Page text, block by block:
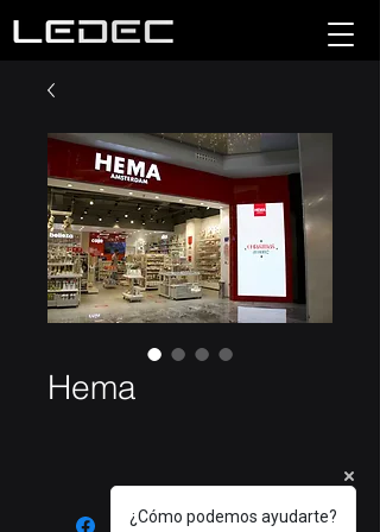
Hema
¿Cómo podemos ayudarte?